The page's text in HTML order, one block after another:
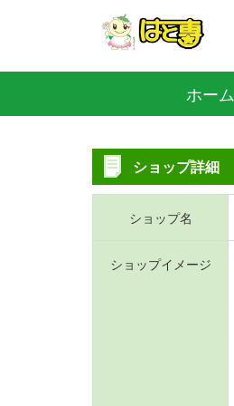
ホーム
ショップ詳細
ショップ名
ショップイメージ